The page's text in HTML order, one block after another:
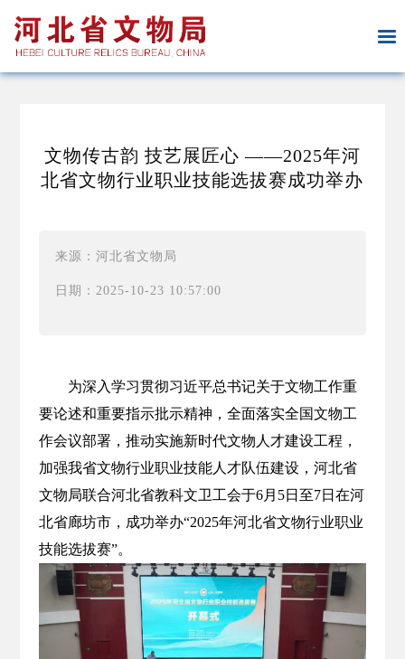
文物传古韵 技艺展匠心 ——2025年河
北省文物行业职业技能选拔赛成功举办
来源：河北省文物局
日期：2025-10-23 10:57:00
为深入学习贯彻习近平总书记关于文物工作重
要论述和重要指示批示精神，全面落实全国文物工
作会议部署，推动实施新时代文物人才建设工程，
加强我省文物行业职业技能人才队伍建设，河北省
文物局联合河北省教科文卫工会于6月5日至7日在河
北省廊坊市，成功举办“2025年河北省文物行业职业
技能选拔赛”。